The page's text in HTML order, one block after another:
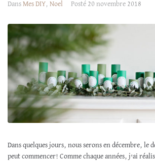
Dans Mes DIY, Noel Posté 20 novembre 2018
Dans quelques jours, nous serons en décembre, le
peut commencer! Comme chaque années, j'ai